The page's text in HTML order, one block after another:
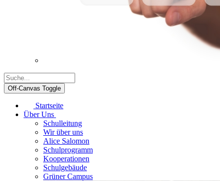
Off-Canvas Toggle
Startseite
Über Uns
Schulleitung
Wir über uns
Alice Salomon
Schulprogramm
Kooperationen
Schulgebäude
Grüner Campus